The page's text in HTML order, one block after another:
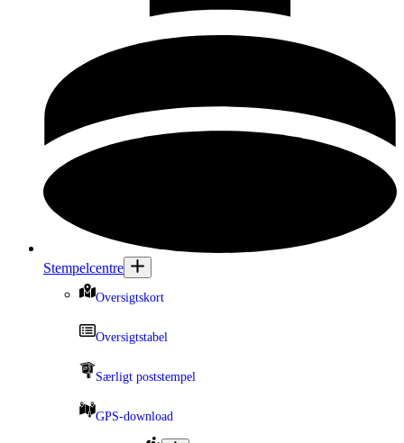
Stempelcentre
Oversigtskort
Oversigtstabel
Særligt poststempel
GPS-download